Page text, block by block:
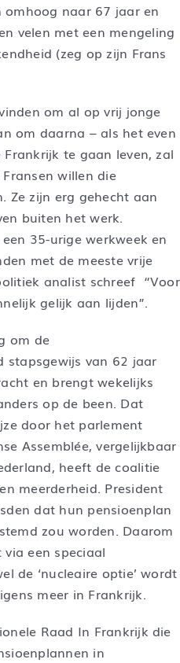
naar 67 jaar en
velen met een mengeling
(zeg op zijn Frans
om al op vrij jonge
om daarna – als het even
te gaan leven, zal
willen die
Ze zijn erg gehecht aan
buiten het werk.
35-urige werkweek en
met de meeste vrije
analist schreef “Voor
gelijk aan lijden”.
om de
stapsgewijs van 62 jaar
en brengt wekelijks
op de been. Dat
door het parlement
Assemblée, vergelijkbaar
heeft de coalitie
meerderheid. President
dat hun pensioenplan
zou worden. Daarom
een speciaal
de ‘nucleaire optie’ wordt
meer in Frankrijk.
Raad In Frankrijk die
in